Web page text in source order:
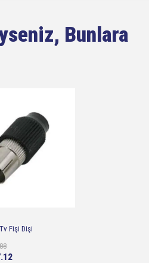
Bunlara
Fişi Dişi